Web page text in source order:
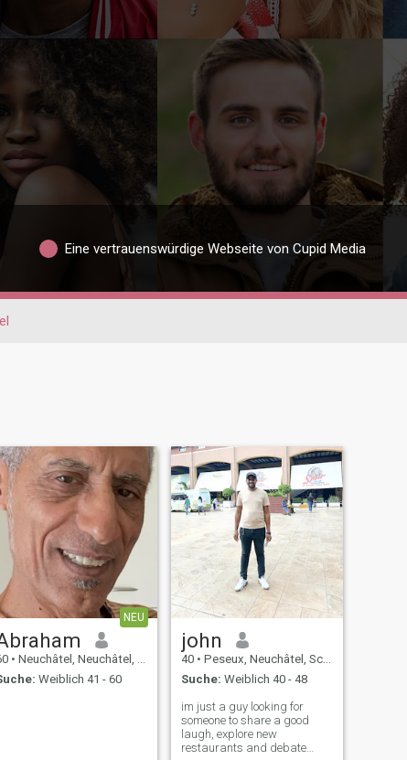
Eine vertrauenswürdige Webseite von Cupid Media
NEU
• Neuchâtel, Neuchâtel, Schweiz
Weiblich 41 - 60
john
40 • Peseux, Neuchâtel, Schweiz
Suche: Weiblich 40 - 48
im just a guy looking for
someone to share a good
laugh, explore new
restaurants and debate